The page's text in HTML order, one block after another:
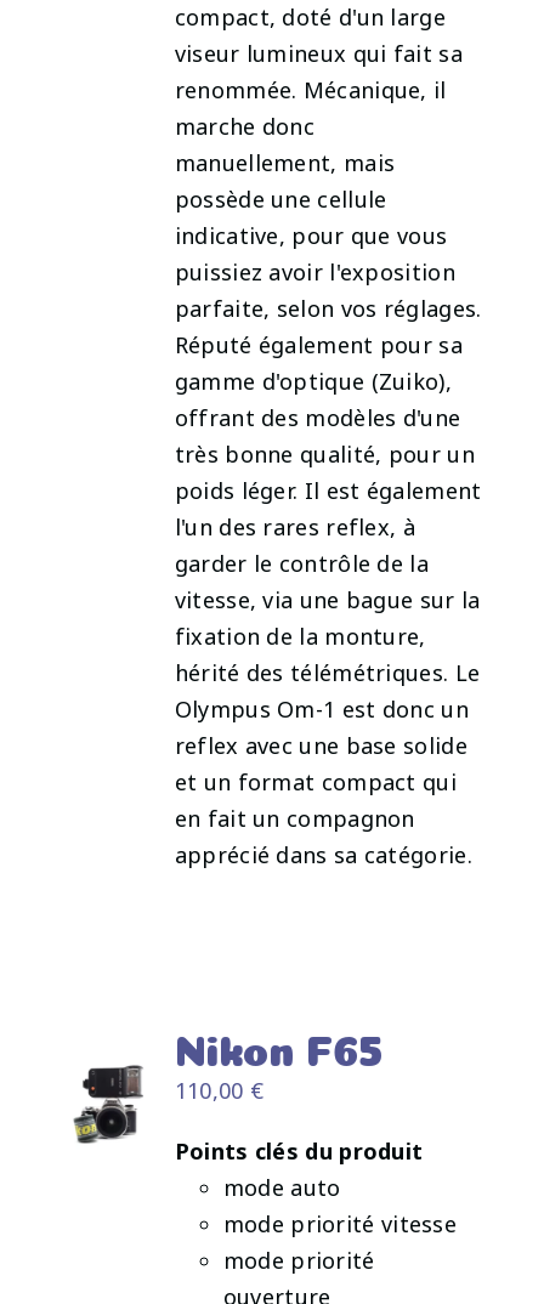
compact, doté d'un large
viseur lumineux qui fait sa
renommée. Mécanique, il
marche donc
manuellement, mais
possède une cellule
indicative, pour que vous
puissiez avoir l'exposition
parfaite, selon vos réglages.
Réputé également pour sa
gamme d'optique (Zuiko),
offrant des modèles d'une
très bonne qualité, pour un
poids léger. Il est également
l'un des rares reflex, à
garder le contrôle de la
vitesse, via une bague sur la
fixation de la monture,
hérité des télémétriques. Le
Olympus Om-1 est donc un
reflex avec une base solide
et un format compact qui
en fait un compagnon
apprécié dans sa catégorie.
Nikon F65
110,00 €
Points clés du produit
mode auto
mode priorité vitesse
mode priorité
ouverture